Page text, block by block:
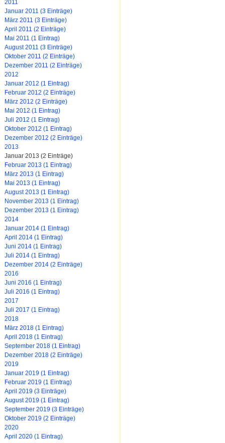
2011
Januar 2011 (3 Einträge)
März 2011 (3 Einträge)
April 2011 (2 Einträge)
Mai 2011 (1 Eintrag)
August 2011 (3 Einträge)
Oktober 2011 (2 Einträge)
Dezember 2011 (2 Einträge)
2012
Januar 2012 (1 Eintrag)
Februar 2012 (2 Einträge)
März 2012 (2 Einträge)
Mai 2012 (1 Eintrag)
Juli 2012 (1 Eintrag)
Oktober 2012 (1 Eintrag)
Dezember 2012 (2 Einträge)
2013
Januar 2013 (2 Einträge)
Februar 2013 (1 Eintrag)
März 2013 (1 Eintrag)
Mai 2013 (1 Eintrag)
August 2013 (1 Eintrag)
November 2013 (1 Eintrag)
Dezember 2013 (1 Eintrag)
2014
Januar 2014 (1 Eintrag)
April 2014 (1 Eintrag)
Juni 2014 (1 Eintrag)
Juli 2014 (1 Eintrag)
Dezember 2014 (2 Einträge)
2016
Juni 2016 (1 Eintrag)
Juli 2016 (1 Eintrag)
2017
Juli 2017 (1 Eintrag)
2018
März 2018 (1 Eintrag)
April 2018 (1 Eintrag)
September 2018 (1 Eintrag)
Dezember 2018 (2 Einträge)
2019
Januar 2019 (1 Eintrag)
Februar 2019 (1 Eintrag)
April 2019 (3 Einträge)
August 2019 (1 Eintrag)
September 2019 (3 Einträge)
Oktober 2019 (2 Einträge)
2020
April 2020 (1 Eintrag)